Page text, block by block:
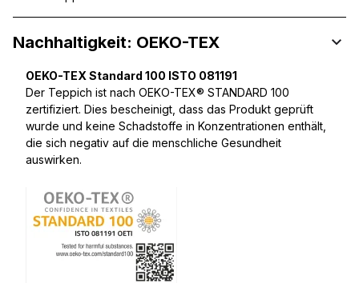
Nachhaltigkeit: OEKO-TEX
OEKO-TEX Standard 100 ISTO 081191
Der Teppich ist nach OEKO-TEX® STANDARD 100
zertifiziert. Dies bescheinigt, dass das Produkt geprüft
wurde und keine Schadstoffe in Konzentrationen enthält,
die sich negativ auf die menschliche Gesundheit
auswirken.